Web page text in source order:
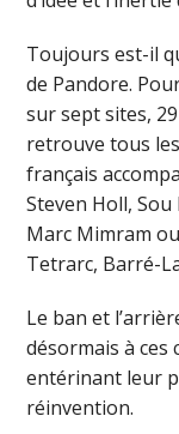
Toujours est-il
de Pandore.
sur sept sites,
retrouve tous
français
Steven Holl,
Marc Mimram
Tetrarc, Barré-
Le ban et
désormais à
entérinant leur
réinvention.